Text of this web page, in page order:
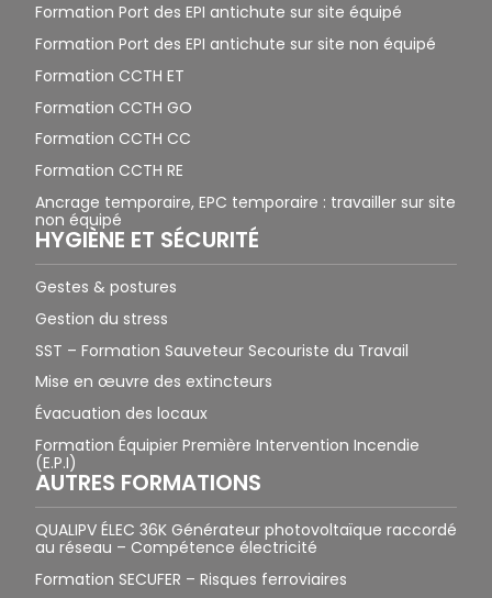
Formation Port des EPI antichute sur site équipé
Formation Port des EPI antichute sur site non équipé
Formation CCTH ET
Formation CCTH GO
Formation CCTH CC
Formation CCTH RE
Ancrage temporaire, EPC temporaire : travailler sur site
non équipé
HYGIÈNE ET SÉCURITÉ
Gestes & postures
Gestion du stress
SST – Formation Sauveteur Secouriste du Travail
Mise en œuvre des extincteurs
Évacuation des locaux
Formation Équipier Première Intervention Incendie
(E.P.I)
AUTRES FORMATIONS
QUALIPV ÉLEC 36K Générateur photovoltaïque raccordé
au réseau – Compétence électricité
Formation SECUFER – Risques ferroviaires